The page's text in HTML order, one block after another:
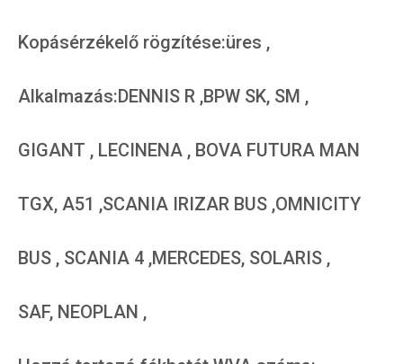
Kopásérzékelő rögzítése:üres ,
Alkalmazás:DENNIS R ,BPW SK, SM ,
GIGANT , LECINENA , BOVA FUTURA MAN
TGX, A51 ,SCANIA IRIZAR BUS ,OMNICITY
BUS , SCANIA 4 ,MERCEDES, SOLARIS ,
SAF, NEOPLAN ,